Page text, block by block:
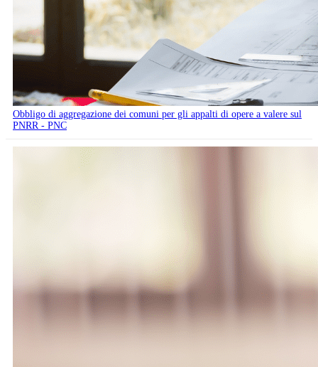
Obbligo di aggregazione dei comuni per gli appalti di opere a valere sul
PNRR - PNC